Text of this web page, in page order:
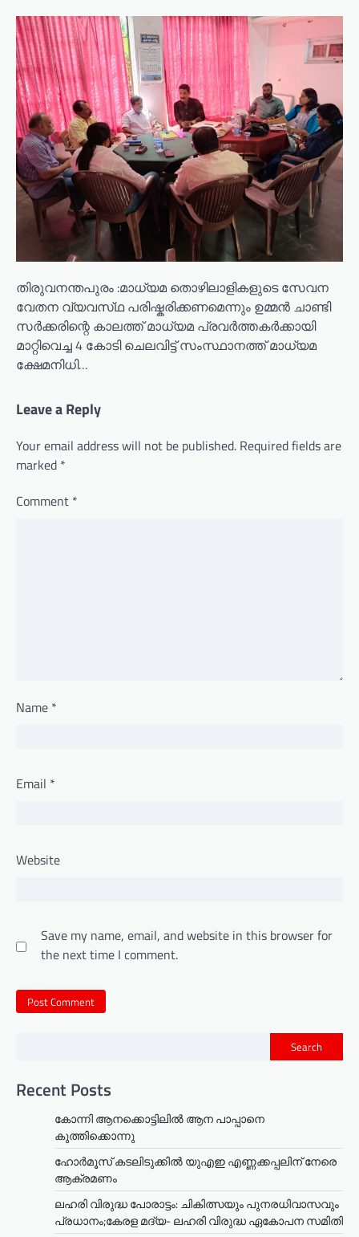
തിരുവനന്തപുരം :മാധ്യമ തൊഴിലാളികളുടെ സേവന
വേതന വ്യവസ്‌ഥ പരിഷ്കരിക്കണമെന്നും ഉമ്മൻ ചാണ്ടി
സർക്കരിന്റെ കാലത്ത് മാധ്യമ പ്രവർത്തകർക്കായി
മാറ്റിവെച്ച 4 കോടി ചെലവിട്ട് സംസ്ഥാനത്ത് മാധ്യമ
ക്ഷേമനിധി…
Leave a Reply
Your email address will not be published. Required fields are
marked *
Comment *
Name *
Email *
Website
Save my name, email, and website in this browser for
the next time I comment.
Search
Recent Posts
കോന്നി ആനക്കൊട്ടിലിൽ ആന പാപ്പാനെ
കുത്തിക്കൊന്നു
ഹോർമൂസ് കടലിടുക്കിൽ യുഎഇ എണ്ണക്കപ്പലിന് നേരെ
ആക്രമണം
ലഹരി വിരുദ്ധ പോരാട്ടം: ചികിത്സയും പുനരധിവാസവും
പ്രധാനം;കേരള മദ്യ- ലഹരി വിരുദ്ധ ഏകോപന സമിതി